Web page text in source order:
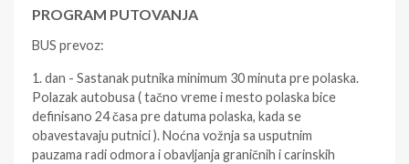
PROGRAM PUTOVANJA
BUS prevoz:
1. dan - Sastanak putnika minimum 30 minuta pre polaska.
Polazak autobusa ( tačno vreme i mesto polaska bice
definisano 24 časa pre datuma polaska, kada se
obavestavaju putnici ). Noćna vožnja sa usputnim
pauzama radi odmora i obavljanja graničnih i carinskih